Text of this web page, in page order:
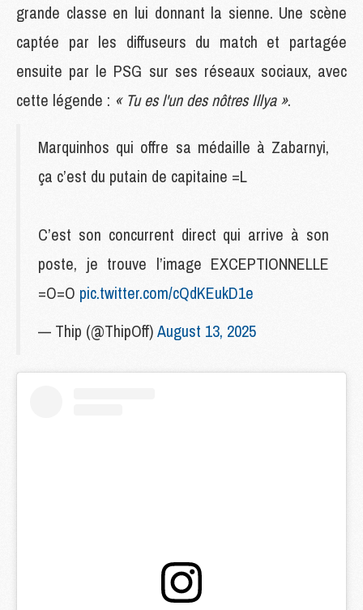
grande classe en lui donnant la sienne. Une scène
captée par les diffuseurs du match et partagée
ensuite par le PSG sur ses réseaux sociaux, avec
cette légende : « Tu es l'un des nôtres Illya ».
Marquinhos qui offre sa médaille à Zabarnyi,
ça c’est du putain de capitaine =L
C’est son concurrent direct qui arrive à son
poste, je trouve l’image EXCEPTIONNELLE
=O=O pic.twitter.com/cQdKEukD1e
— Thip (@ThipOff)August 13, 2025